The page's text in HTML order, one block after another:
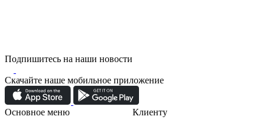
Подпишитесь на наши новости
Скачайте наше мобильное приложение
Основное меню
Клиенту